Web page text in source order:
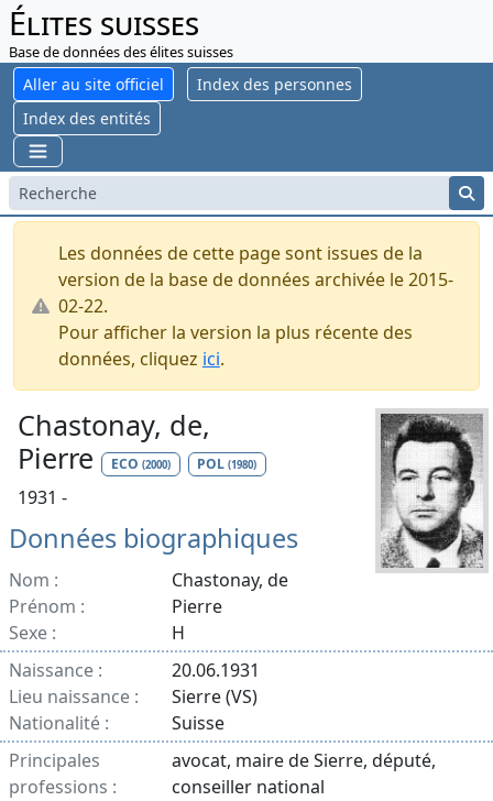
Élites suisses
Base de données des élites suisses
Aller au site officiel
Index des personnes
Index des entités
Les données de cette page sont issues de la
version de la base de données archivée le 2015-
02-22.
Pour afficher la version la plus récente des
données, cliquez ici.
Chastonay, de,
Pierre
ECO (2000) POL(1980)
1931 -
Données biographiques
Nom :
Chastonay, de
Prénom :
Pierre
Sexe :
H
Naissance :
20.06.1931
Lieu naissance :
Sierre (VS)
Nationalité :
Suisse
Principales
professions :
avocat, maire de Sierre, député,
conseiller national